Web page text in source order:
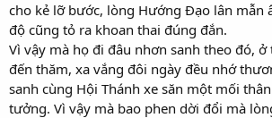
cho kẻ lỡ bước, lòng Hướng Đạo lân mẫn
độ cũng tỏ ra khoan thai đúng đắn.
Vì vậy mà họ đi đâu nhơn sanh theo đó,
đến thăm, xa vắng đôi ngày đều nhớ
sanh cùng Hội Thánh xe săn một mối
tưởng. Vì vậy mà bao phen dời đổi mà